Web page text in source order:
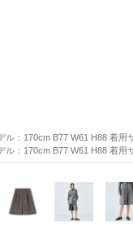
ル：170cm B77 W61 H88 着用
ル：170cm B77 W61 H88 着用